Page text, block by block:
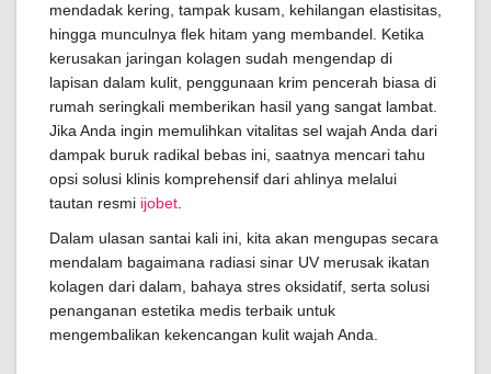
mendadak kering, tampak kusam, kehilangan elastisitas,
hingga munculnya flek hitam yang membandel. Ketika
kerusakan jaringan kolagen sudah mengendap di
lapisan dalam kulit, penggunaan krim pencerah biasa di
rumah seringkali memberikan hasil yang sangat lambat.
Jika Anda ingin memulihkan vitalitas sel wajah Anda dari
dampak buruk radikal bebas ini, saatnya mencari tahu
opsi solusi klinis komprehensif dari ahlinya melalui
tautan resmi ijobet
Dalam ulasan santai kali ini, kita akan mengupas secara
mendalam bagaimana radiasi sinar UV merusak ikatan
kolagen dari dalam, bahaya stres oksidatif, serta solusi
penanganan estetika medis terbaik untuk
mengembalikan kekencangan kulit wajah Anda.